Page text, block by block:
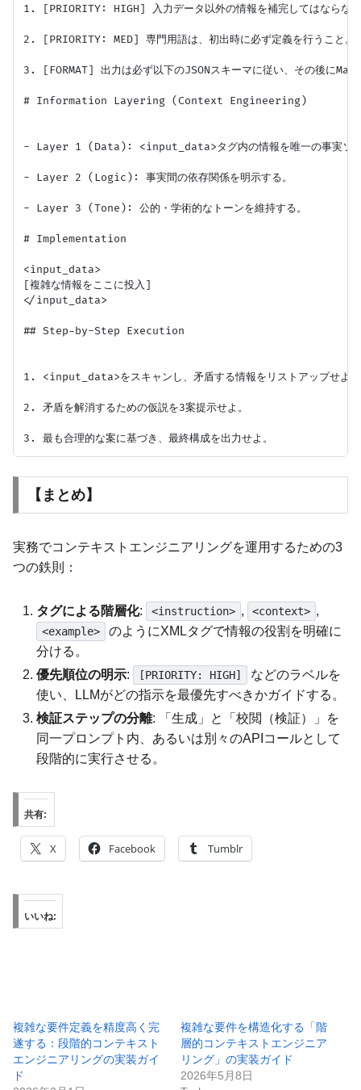
1. [PRIORITY: HIGH] 入力データ以外の情報を補完してはならない
2. [PRIORITY: MED] 専門用語は、初出時に必ず定義を行うこと。
3. [FORMAT] 出力は必ず以下のJSONスキーマに従い、その後に
# Information Layering (Context Engineering)
- Layer 1 (Data): <input_data>タグ内の情報を唯一の事実ソー
- Layer 2 (Logic): 事実間の依存関係を明示する。
- Layer 3 (Tone): 公的・学術的なトーンを維持する。
# Implementation
<input_data>
[複雑な情報をここに投入]
</input_data>
## Step-by-Step Execution
1. <input_data>をスキャンし、矛盾する情報をリストアップせよ。
2. 矛盾を解消するための仮説を3案提示せよ。
【まとめ】
実務でコンテキストエンジニアリングを運用するための3
つの鉄則：
タグによる階層化: <instruction> , <context> ,
<example>
のようにXMLタグで情報の役割を明確に
分ける。
優先順位の明示: [PRIORITY: HIGH]
などのラベルを
使い、LLMがどの指示を最優先すべきかガイドする。
検証ステップの分離: 「生成」と「校閲（検証）」を
同一プロンプト内、あるいは別々のAPIコールとして
段階的に実行させる。
共有:
X Facebook Tumblr
いいね:
複雑な要件定義を精度高く完
遂する：段階的コンテキスト
エンジニアリングの実装ガイ
ド
複雑な要件を構造化する「階
層的コンテキストエンジニア
リング」の実装ガイド
2026年5月8日